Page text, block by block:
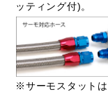
ッティング付)。
※サーモスタットは